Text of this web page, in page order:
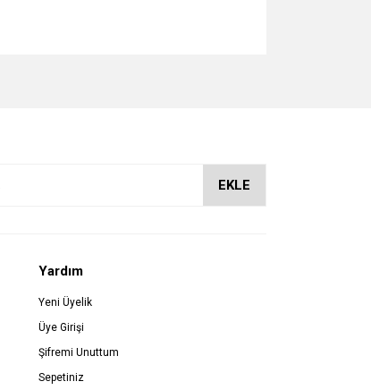
EKLE
Yardım
Yeni Üyelik
Üye Girişi
Şifremi Unuttum
Sepetiniz